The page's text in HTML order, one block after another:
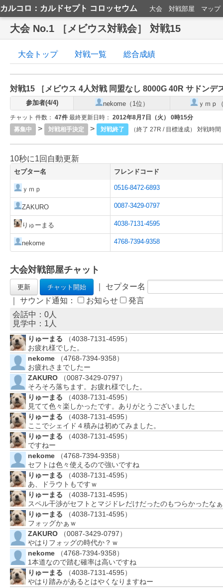
カルコロ：カルドセプト コロッセウム 大会 対戦部屋 マップ
大会 No.1 ［メビウス対戦会］ 対戦15
大会トップ 対戦一覧 総合成績
対戦15 ［ メビウス 4人対戦 同盟なし 8000G 40R サドンデ
参加者(4/4) nekome（1位） ｙｍｐ
チャット 件数： 47件 最終更新日時： 2012年8月7日（火） 0時15分
募集中
> 対戦相手決定 > 対戦終了 （終了 27R / 目標達成） 対戦時
10秒に1回自動更新
ｙｍｐ 0516-8472-6893
ZAKURO 0087-3429-0797
りゅーまる 4038-7131-4595
nekome 4768-7394-9358
セプター名 フレンドコード
大会対戦部屋チャット
｜ セプター名
｜ サウンド通知：
お知らせ
発言
会話中：0人
見学中： 1 人
りゅーまる
（4038-7131-4595）
お疲れ様でした。
nekome
（4768-7394-9358）
お疲れさまでしたー
ZAKURO
（0087-3429-0797）
そろそろ落ちます。お疲れ様でした。
りゅーまる
（4038-7131-4595）
見てて色々楽しかったです。ありがとうございました
りゅーまる
（4038-7131-4595）
ここでシェイド４積みは初めてみました。
りゅーまる
（4038-7131-4595）
ですねー
nekome
（4768-7394-9358）
セフトは色々使えるので強いですね
りゅーまる
（4038-7131-4595）
あ、ドラウトもですｗ
りゅーまる
（4038-7131-4595）
スペル干渉がセフトとマジドレだけだったのもつらかったなぁ
りゅーまる
（4038-7131-4595）
フォッグかぁｗ
ZAKURO
（0087-3429-0797）
やはりフォッグの時代か？ｗ
nekome
（4768-7394-9358）
1本道なので踏む確率は高いですね
りゅーまる
（4038-7131-4595）
やはり踏みがあるとはやくなりますねー